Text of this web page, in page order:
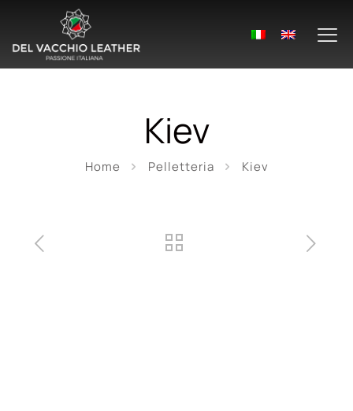
Kiev
Home Pelletteria Kiev